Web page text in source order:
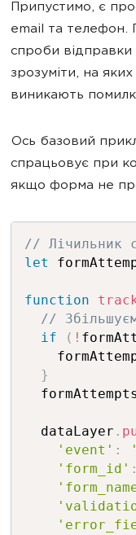
Припустимо, є
email та телефон.
спроби
зрозуміти, на
виникають
Ось базовий
спрацьовує при
якщо форма не
// Лічильник
let
function
//
if
( !
}
  formAttempts
  dataLayer
.
'event' :
'form_id' :